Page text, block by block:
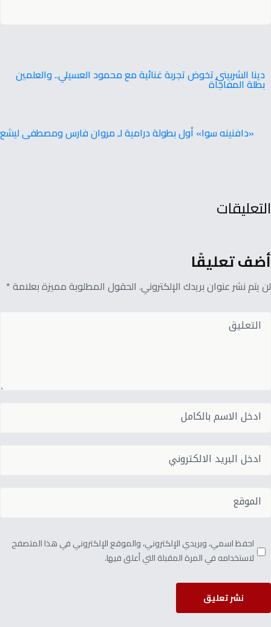
دينا الشربيني تخوض تجربة غنائية مع محمود العسيلي.. والعلمين
بطلة المفاجأة
«دافنينه سوا» أول بطولة درامية لـ مروان فارس ومصطفى ليشع
التعليقات
أضف تعليقًا
لن يتم نشر عنوان بريدك الإلكتروني. الحقول المطلوبة مميزة بعلامة *
احفظ اسمي، وبريدي الإلكتروني، والموقع الإلكتروني في هذا المتصفح
لاستخدامه في المرة المقبلة التي أعلق فيها.
نشر تعليق